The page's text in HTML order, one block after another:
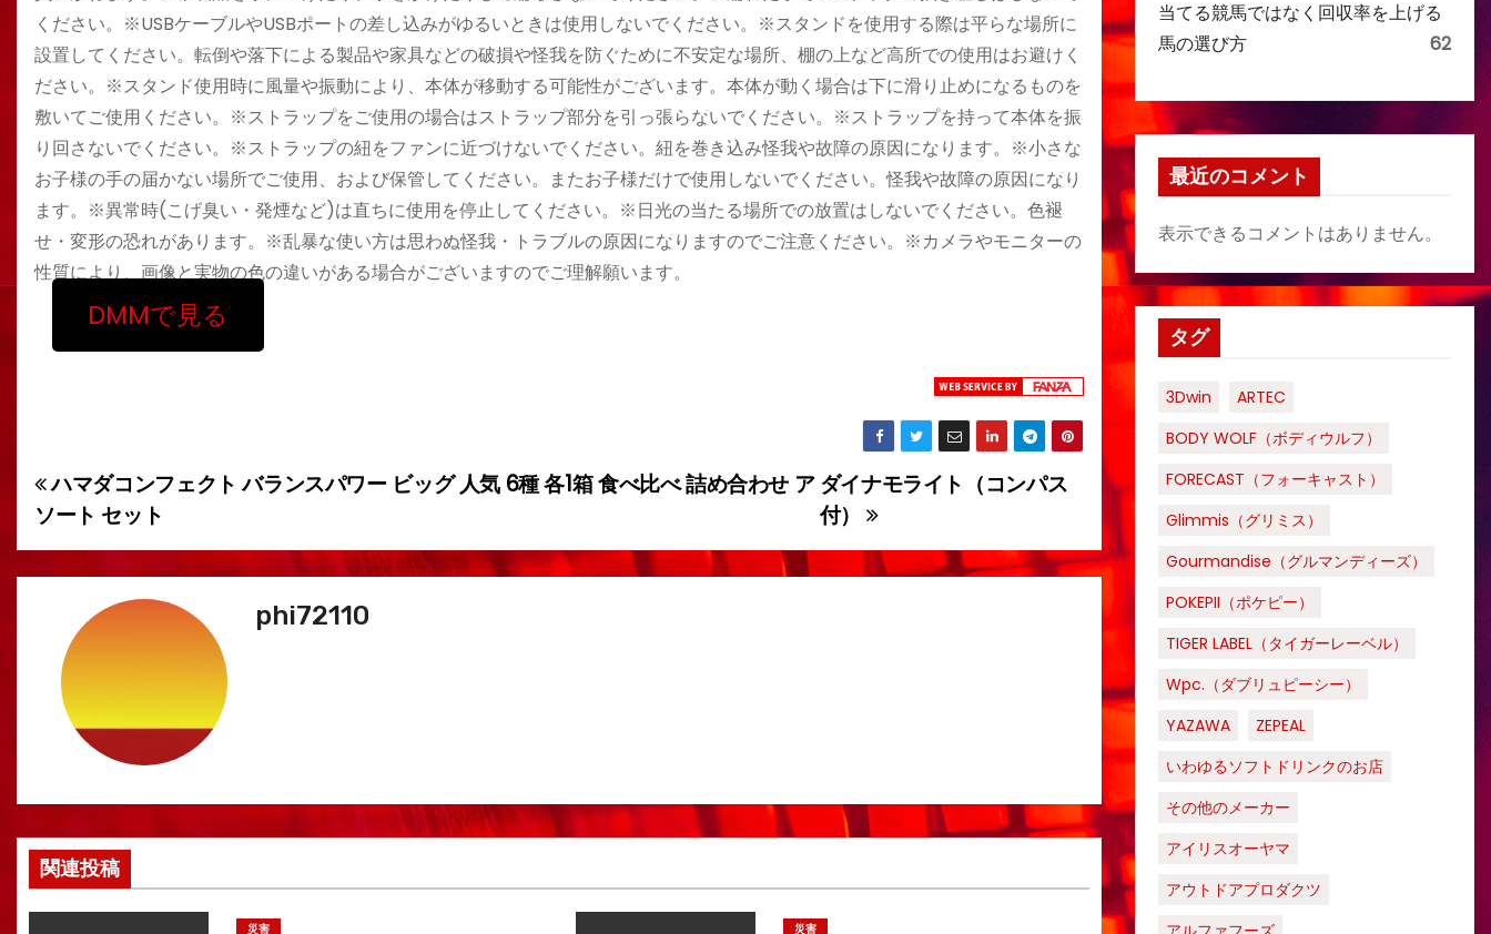
ください。※USBケーブルやUSBポートの差し込みがゆるいときは使用しないでください。※スタンドを使用する際は平らな場所に
設置してください。転倒や落下による製品や家具などの破損や怪我を防ぐために不安定な場所、棚の上など高所での使用はお避けく
ださい。※スタンド使用時に風量や振動により、本体が移動する可能性がございます。本体が動く場合は下に滑り止めになるものを
敷いてご使用ください。※ストラップをご使用の場合はストラップ部分を引っ張らないでください。※ストラップを持って本体を振
り回さないでください。※ストラップの紐をファンに近づけないでください。紐を巻き込み怪我や故障の原因になります。※小さな
お子様の手の届かない場所でご使用、および保管してください。またお子様だけで使用しないでください。怪我や故障の原因になり
ます。※異常時(こげ臭い・発煙など)は直ちに使用を停止してください。※日光の当たる場所での放置はしないでください。色褪
せ・変形の恐れがあります。※乱暴な使い方は思わぬ怪我・トラブルの原因になりますのでご注意ください。※カメラやモニターの
性質により、画像と実物の色の違いがある場合がございますのでご理解願います。
DMMで見る
投
稿
ナ
ゲ
ー
ョ
ン
ダイナモライト（コンパス
付）
ハマダコンフェクト バランスパワー ビッグ 人気 6種 各1箱 食べ比べ 詰め合わせ ア
ソート セット
phi72110
関連投稿
災害 災害
当てる競馬ではなく回収率を上げる
馬の選び方
62
最近のコメント
表示できるコメントはありません。
タグ
3Dwin
ARTEC
BODY WOLF（ボディウルフ）
FORECAST（フォーキャスト）
Glimmis（グリミス）
Gourmandise（グルマンディーズ）
POKEPII（ポケピー）
TIGER LABEL（タイガーレーベル）
Wpc.（ダブリュピーシー）
YAZAWA
ZEPEAL
いわゆるソフトドリンクのお店
その他のメーカー
アイリスオーヤマ
アウトドアプロダクツ